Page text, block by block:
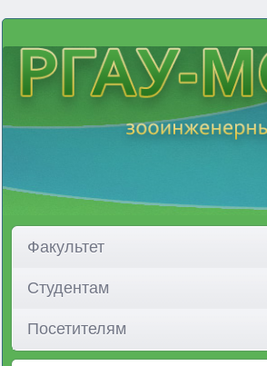
Факультет
Студентам
Посетителям